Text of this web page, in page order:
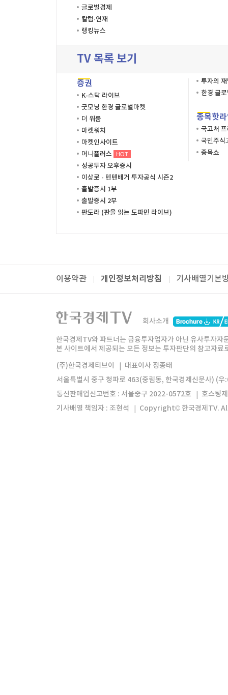
글로벌경제
칼럼·연재
랭킹뉴스
TV 목록 보기
증권
K-스탁 라이브
굿모닝 한경 글로벌마켓
더 워룸
마켓워치
마켓인사이트
머니플러스
HOT
성공투자 오후증시
이상로 - 텐텐배거 투자공식 시즌2
출발증시 1부
출발증시 2부
판도라 (판을 읽는 도파민 라이브)
투자의
한경 글
종목핫
국고처
국민주식
종목쇼
이용약관 개인정보처리방침 기사배열기본
패밀리사이트
한국경제TV
한경미디어그룹 한국경제신문 한국경제
모바일앱 한국경제TV앱
회사소개
한국경제TV와 파트너는 금융투자업자가 아닌 유사투자
본 사이트에서 제공되는 모든 정보는 투자판단의 참고자
(주)한국경제티브이
대표이사 정종태
서울특별시 중구 청파로 463(중림동, 한국경제신문사) (
통신판매업신고번호 : 서울중구 2022-0572호
호스팅
기사배열 책임자 : 조현석
Copyright© 한국경제TV.